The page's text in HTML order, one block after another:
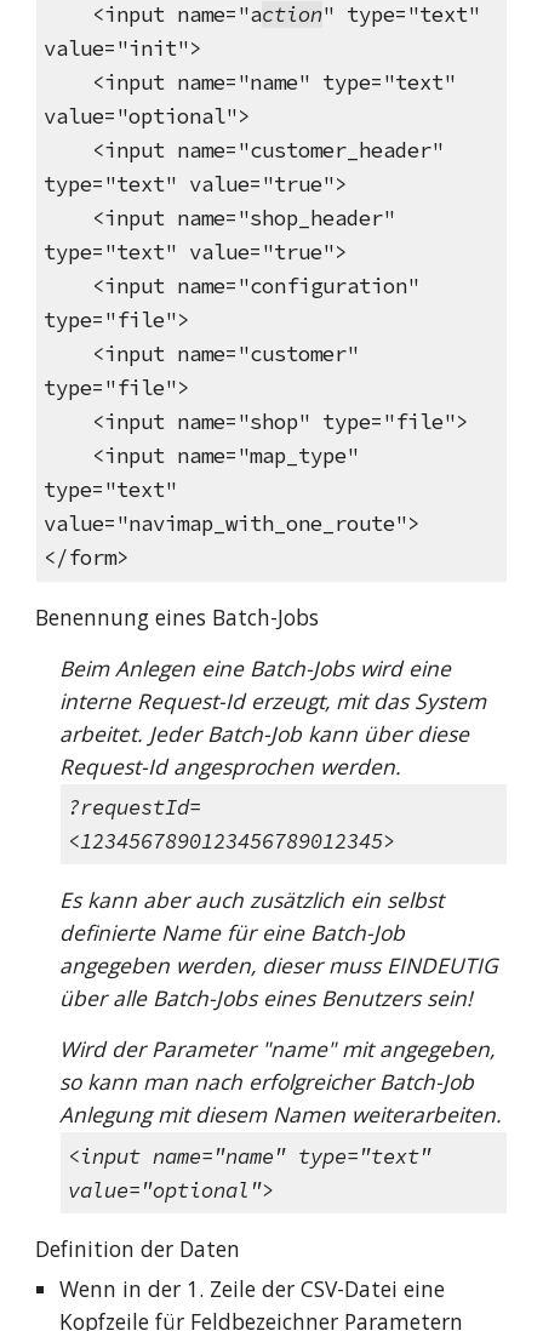
<input name="action" type="text"
value="init">
<input name="name" type="text"
value="optional">
<input name="customer_header"
type="text" value="true">
<input name="shop_header"
type="text" value="true">
<input name="configuration"
type="file">
<input name="customer"
type="file">
<input name="shop" type="file">
<input name="map_type"
type="text"
value="navimap_with_one_route">
</form>
Benennung eines Batch-Jobs
Beim Anlegen eine Batch-Jobs wird eine
interne Request-Id erzeugt, mit das System
arbeitet. Jeder Batch-Job kann über diese
Request-Id angesprochen werden.
?requestId=
<1234567890123456789012345>
Es kann aber auch zusätzlich ein selbst
definierte Name für eine Batch-Job
angegeben werden, dieser muss EINDEUTIG
über alle Batch-Jobs eines Benutzers sein!
Wird der Parameter "name" mit angegeben,
so kann man nach erfolgreicher Batch-Job
Anlegung mit diesem Namen weiterarbeiten.
<input name="name" type="text"
value="optional">
Definition der Daten
Wenn in der 1. Zeile der CSV-Datei eine
Kopfzeile für Feldbezeichner Parametern